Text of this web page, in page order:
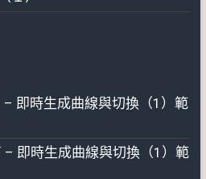
– 即時生成曲線與切換（1）範
– 即時生成曲線與切換（1）範